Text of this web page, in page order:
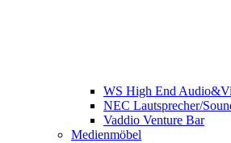
WS High End
NEC Lautsprecher/
Vaddio Venture Bar
Medienmöbel